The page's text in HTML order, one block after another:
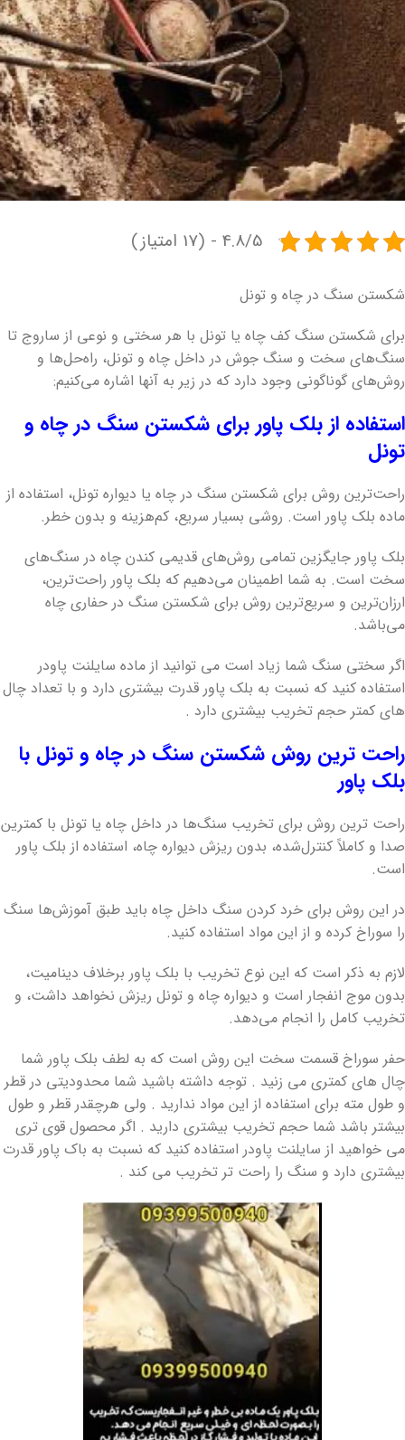
4.8/5 - (17 امتیاز)
شکستن سنگ در چاه و تونل
برای شکستن سنگ کف چاه یا تونل با هر سختی و نوعی از ساروج تا
سنگ‌های سخت و سنگ جوش در داخل چاه و تونل، راه‌حل‌ها و
روش‌های گوناگونی وجود دارد که در زیر به آنها اشاره می‌کنیم:
استفاده از بلک پاور برای شکستن سنگ در چاه و
تونل
راحت‌ترین روش برای شکستن سنگ در چاه یا دیواره تونل، استفاده از
ماده بلک پاور است. روشی بسیار سریع، کم‌هزینه و بدون خطر.
بلک پاور جایگزین تمامی روش‌های قدیمی کندن چاه در سنگ‌های
سخت است. به شما اطمینان می‌دهیم که بلک پاور راحت‌ترین،
ارزان‌ترین و سریع‌ترین روش برای شکستن سنگ در حفاری چاه
می‌باشد.
اگر سختی سنگ شما زیاد است می توانید از ماده سایلنت پاودر
استفاده کنید که نسبت به بلک پاور قدرت بیشتری دارد و با تعداد چال
های کمتر حجم تخریب بیشتری دارد .
راحت‌ ترین روش شکستن سنگ در چاه و تونل با
بلک پاور
راحت ترین روش برای تخریب سنگ‌ها در داخل چاه یا تونل با کمترین
صدا و کاملاً کنترل‌شده، بدون ریزش دیواره چاه، استفاده از بلک پاور
است.
در این روش برای خرد کردن سنگ داخل چاه باید طبق آموزش‌ها سنگ
را سوراخ کرده و از این مواد استفاده کنید.
لازم به ذکر است که این نوع تخریب با بلک پاور برخلاف دینامیت،
بدون موج انفجار است و دیواره چاه و تونل ریزش نخواهد داشت، و
تخریب کامل را انجام می‌دهد.
حفر سوراخ قسمت سخت این روش است که به لطف بلک پاور شما
چال های کمتری می زنید . توجه داشته باشید شما محدودیتی در قطر
و طول مته برای استفاده از این مواد ندارید . ولی هرچقدر قطر و طول
بیشتر باشد شما حجم تخریب بیشتری دارید . اگر محصول قوی تری
می خواهید از سایلنت پاودر استفاده کنید که نسبت به باک پاور قدرت
بیشتری دارد و سنگ را راحت تر تخریب می کند .